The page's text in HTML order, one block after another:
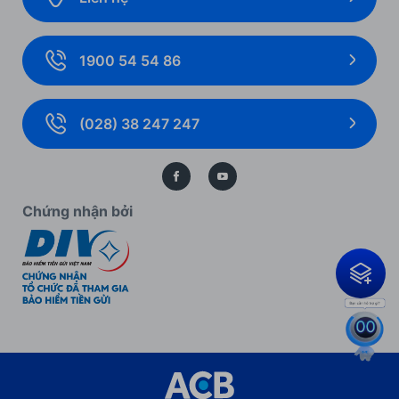
Ngoại hối và Thị trường tài chính
Giải pháp thanh toán
Thẻ doanh nghiệp
Bảo lãnh
Ưu đãi cho Ngân hàng số
Ưu đãi khách hàng doanh nghiệp
Biểu mẫu, biểu phí cá nhân
Biểu mẫu, biểu phí doanh nghiệp
Kiến thức ngân hàng
Bảo vệ dữ liệu cá nhân
1900 54 54 86
(028) 38 247 247
Chứng nhận bởi